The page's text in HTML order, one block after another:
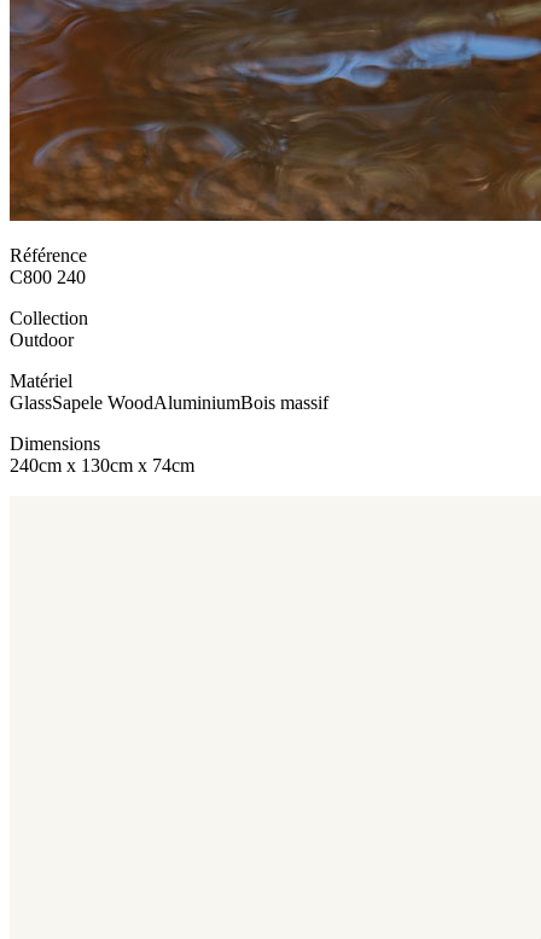
Référence
C800 240
Collection
Outdoor
Matériel
GlassSapele WoodAluminiumBois massif
Dimensions
240cm x 130cm x 74cm